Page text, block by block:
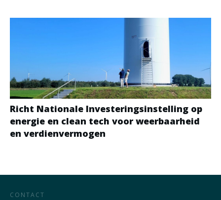
Richt Nationale Investeringsinstelling op
energie en clean tech voor weerbaarheid
en verdienvermogen
CONTACT